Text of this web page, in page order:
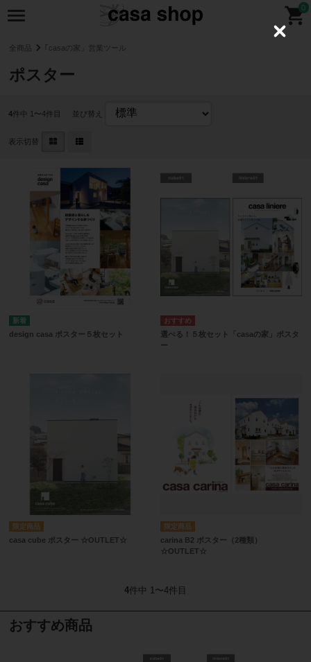
0
全商品 ｢casaの家」営業ツール
ポスター
4件中 1〜4件目 並び替え
表示切替
design casa ポスター５枚セット
選べる！５枚セット「casaの家」ポスタ
ー
casa cube ポスター ☆OUTLET☆
carina B2 ポスター（2種類）
☆OUTLET☆
4件中 1〜4件目
おすすめ商品
C